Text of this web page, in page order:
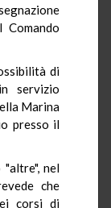
di
servizio
Marina
presso il
"altre", nel
che
corsi di